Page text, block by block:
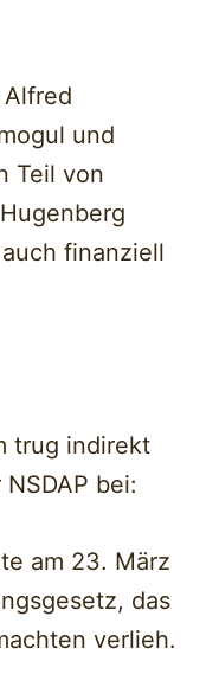
und
Teil von
finanziell
trug indirekt
bei:
am 23. März
das
verlieh.